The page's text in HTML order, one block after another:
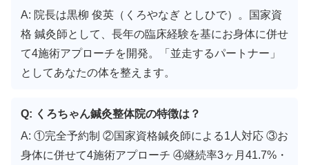
A: 院長は黒柳 俊英（くろやなぎ としひで）。国家資
格 鍼灸師として、長年の臨床経験を基にお身体に併せ
て4施術アプローチを開発。「並走するパートナー」
としてあなたの体を整えます。
Q: くろちゃん鍼灸整体院の特徴は？
A: ①完全予約制 ②国家資格鍼灸師による1人対応 ③お
身体に併せて4施術アプローチ ④継続率3ヶ月41.7%・